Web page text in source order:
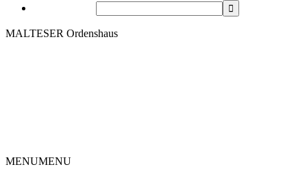
MALTESER Ordenshaus
MENUMENU